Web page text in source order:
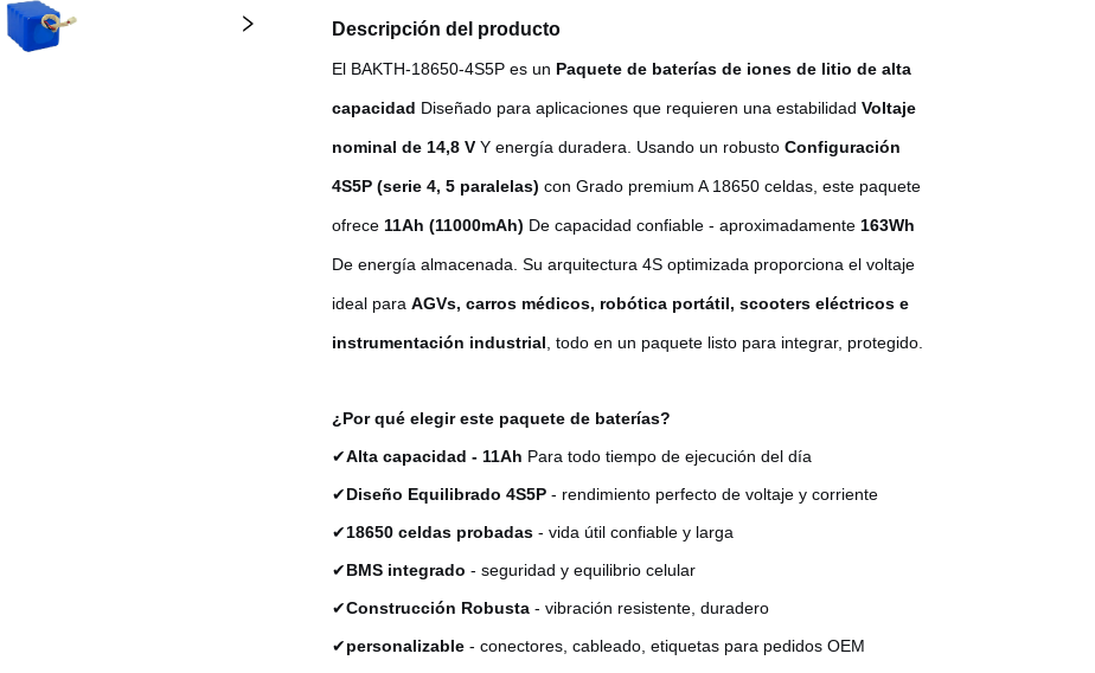
Descripción del producto
El BAKTH-18650-4S5P es un Paquete de baterías de iones de litio de alta
capacidad Diseñado para aplicaciones que requieren una estabilidadVoltaje
nominal de 14,8 V Y energía duradera. Usando un robustoConfiguración
4S5P (serie 4, 5 paralelas) con Grado premium A 18650 celdas, este paquete
ofrece 11Ah (11000mAh) De capacidad confiable - aproximadamente 163Wh
De energía almacenada. Su arquitectura 4S optimizada proporciona el voltaje
ideal paraAGVs, carros médicos, robótica portátil, scooters eléctricos e
instrumentación industrial , todo en un paquete listo para integrar, protegido.
¿Por qué elegir este paquete de baterías?
✔Alta capacidad - 11Ah Para todo tiempo de ejecución del día
✔Diseño Equilibrado 4S5P - rendimiento perfecto de voltaje y corriente
✔18650 celdas probadas - vida útil confiable y larga
✔BMS integrado - seguridad y equilibrio celular
✔Construcción Robusta - vibración resistente, duradero
✔personalizable - conectores, cableado, etiquetas para pedidos OEM